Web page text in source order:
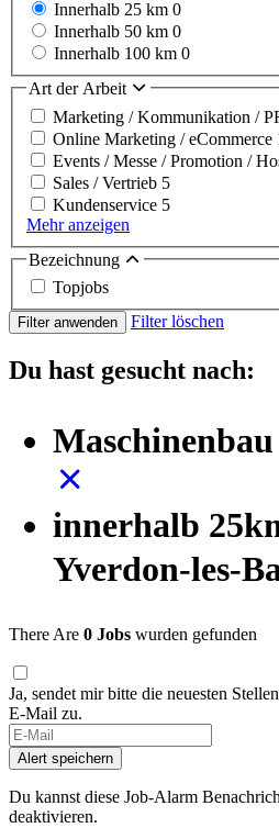
Innerhalb 25 km 0
Innerhalb 50 km 0
Innerhalb 100 km 0
Art der Arbeit
Marketing / Kommunikation /
Online Marketing / eCommerce
Events / Messe / Promotion /
Sales / Vertrieb 5
Kundenservice 5
Mehr anzeigen
Bezeichnung
Topjobs
Filter anwenden Filter löschen
Du hast gesucht nach:
innerhalb
Yverdon-les-
There Are 0 Jobs wurden gefunden
Ja, sendet mir bitte die neuesten
E-Mail zu.
If
you
are
a
human,
Alert speichern
Du kannst diese Job-Alarm
deaktivieren.